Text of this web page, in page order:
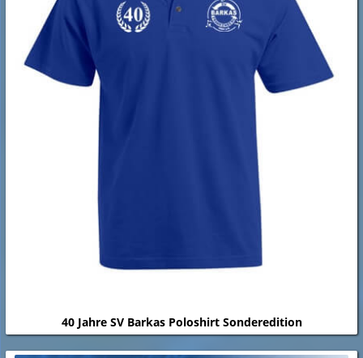
40 Jahre SV Barkas Poloshirt Sonderedition